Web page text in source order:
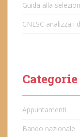
Guida alla
CNESC analizza i
Categorie
Appuntamenti
Bando nazionale